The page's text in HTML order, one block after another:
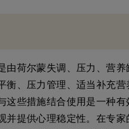
由荷尔蒙失调、压力、营养
衡、压力管理、适当补充营
这些措施结合使用是一种有
并提供心理稳定性。在专家